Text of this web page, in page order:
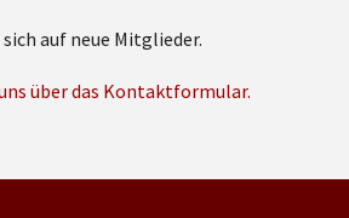
auf neue Mitglieder.
über das Kontaktformular.